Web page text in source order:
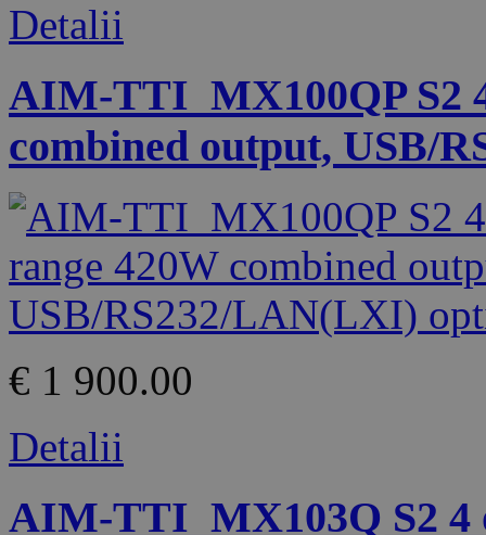
Detalii
AIM-TTI_MX100QP S2
combined output, USB/
€ 1 900.00
Detalii
AIM-TTI_MX103Q S2 4